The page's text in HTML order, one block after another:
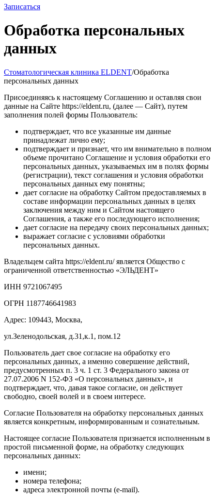
Записаться
Обработка персональных
данных
Стоматологическая клиника ELDENT/Обработка
персональных данных
Присоединяясь к настоящему Соглашению и оставляя свои
данные на Сайте https://eldent.ru, (далее — Сайт), путем
заполнения полей формы Пользователь:
подтверждает, что все указанные им данные
принадлежат лично ему;
подтверждает и признает, что им внимательно в полном
объеме прочитано Соглашение и условия обработки его
персональных данных, указываемых им в полях формы
(регистрации), текст соглашения и условия обработки
персональных данных ему понятны;
дает согласие на обработку Сайтом предоставляемых в
составе информации персональных данных в целях
заключения между ним и Сайтом настоящего
Соглашения, а также его последующего исполнения;
дает согласие на передачу своих персональных данных;
выражает согласие с условиями обработки
персональных данных.
Владельцем сайта https://eldent.ru/ является Общество с
ограниченной ответственностью «ЭЛЬДЕНТ»
ИНН 9721067495
ОГРН 1187746641983
Адрес: 109443, Москва,
ул.Зеленодольская, д.31,к.1, пом.12
Пользователь дает свое согласие на обработку его
персональных данных, а именно совершение действий,
предусмотренных п. 3 ч. 1 ст. 3 Федерального закона от
27.07.2006 N 152-ФЗ «О персональных данных», и
подтверждает, что, давая такое согласие, он действует
свободно, своей волей и в своем интересе.
Согласие Пользователя на обработку персональных данных
является конкретным, информированным и сознательным.
Настоящее согласие Пользователя признается исполненным в
простой письменной форме, на обработку следующих
персональных данных:
имени;
номера телефона;
адреса электронной почты (e-mail).